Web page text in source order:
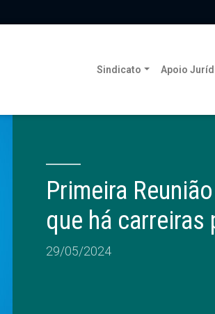
Sindicato Apoio
Primeira
que há carreiras
29/05/2024